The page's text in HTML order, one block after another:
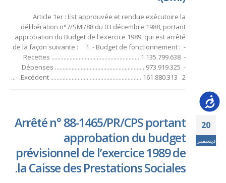
Article 1er : Est approuvée et rendue exécutoire la
délibération n°7/SMI/88 du 03 décembre 1988, portant
approbation du Budget de l'exercice 1989, qui est arrêté
de la façon suivante : 1. - Budget de fonctionnement : -
Recettes .......................................................... 1.135.799.638 -
Dépenses ........................................................... 973.919.325 -
Excédent ............................................................ 161.880.313 2. -...
20
ديسمبر
Arrêté n° 88-1465/PR/CPS portant
approbation du budget
prévisionnel de l’exercice 1989 de
la Caisse des Prestations Sociales.